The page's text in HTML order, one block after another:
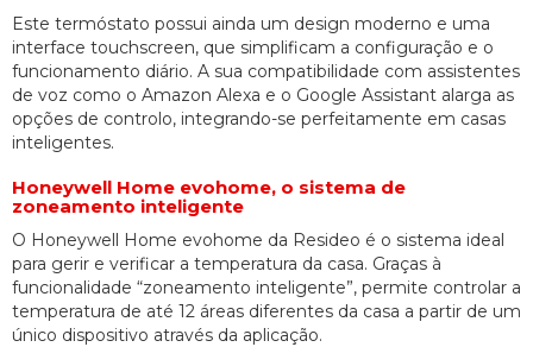
Este termóstato possui ainda um design moderno e uma
interface touchscreen, que simplificam a configuração e o
funcionamento diário. A sua compatibilidade com assistentes
de voz como o Amazon Alexa e o Google Assistant alarga as
opções de controlo, integrando-se perfeitamente em casas
inteligentes.
Honeywell Home evohome, o sistema de
zoneamento inteligente
O Honeywell Home evohome da Resideo é o sistema ideal
para gerir e verificar a temperatura da casa. Graças à
funcionalidade “zoneamento inteligente”, permite controlar a
temperatura de até 12 áreas diferentes da casa a partir de um
único dispositivo através da aplicação.